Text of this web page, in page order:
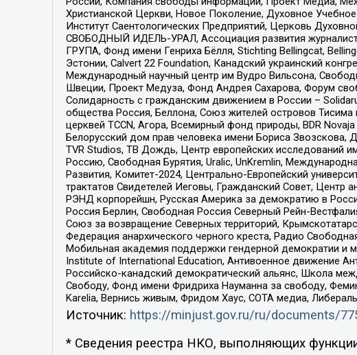
Христианской Церкви, Новое Поколение, Духовное
Институт Саентологических Предприятий, Церковь
СВОБОДНЫЙ ИДЕЛЬ-УРАЛ, Ассоциация развития
ГРУПА, Фонд имени Генриха Бёлля, Stichting Bellingcat,
Эстонии, Calvert 22 Foundation, Канадский украинский
Международный научный центр им Вудро Вильсона,
Швеции, Проект Медуза, Фонд Андрея Сахарова, Форум
Солидарность с гражданским движением в России –
общества Россия, Беллона, Союз жителей островов
церквей TCCN, Агора, Всемирный фонд природы, BDR
Белорусский дом прав человека имени Бориса
TVR Studios, ТВ Дождь, Центр европейских исследований
Россию, Свободная Бурятия, Uralic, UnKremlin,
Развития, Комитет-2024, Центрально-Европейский
трактатов Свидетелей Иеговы, Гражданский Совет, Центр
РЭНД корпорейшн, Русская Америка за демократию в
Россия Берлин, Свободная Россия Северный Рейн-
Союз за возвращение Северных территорий,
Федерация анархического черного креста, Радио
Мобильная академия поддержки гендерной демократии и
Institute of International Education, Антивоенное движение
Российско-канадский демократический альянс, Школа
Свободу, Фонд имени Фридриха Науманна за свободу,
Karelia, Вернись живым, Фридом Хаус, СОТА медиа,
Источник: https://minjust.gov.ru/ru/documents/
* Сведения реестра НКО, выполняющих функции